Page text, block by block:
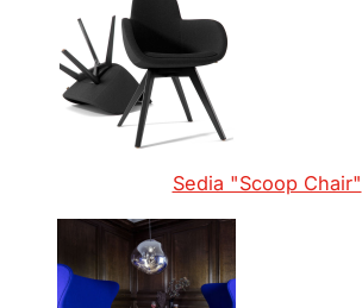
Sedia "Scoop Chair"